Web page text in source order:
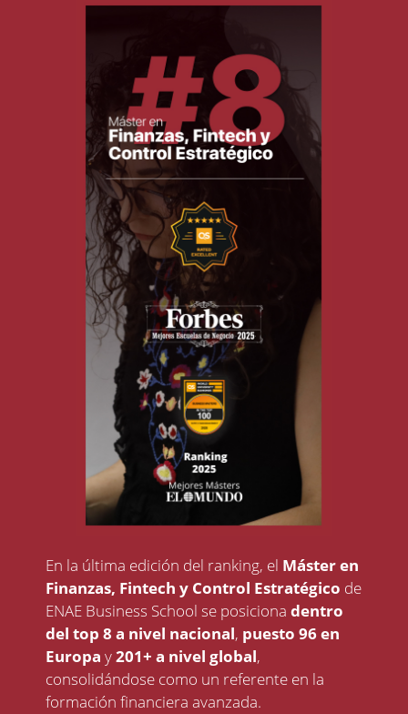
En la última edición del ranking, el Máster en
Finanzas, Fintech y Control Estratégico de
ENAE Business School se posiciona dentro
del top 8 a nivel nacional, puesto 96 en
Europa y201+ a nivel global,
consolidándose como un referente en la
formación financiera avanzada.